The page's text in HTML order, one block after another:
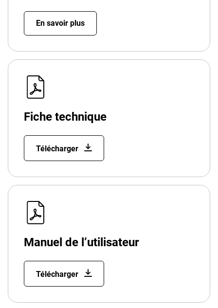
En savoir plus
Fiche technique
Télécharger
Manuel de l’utilisateur
Télécharger